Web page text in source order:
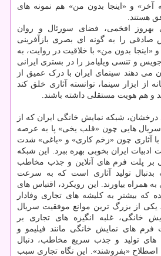
آخر» و «اینجا بدون من» هم نمونه های
هستند.
بهروز افخمی، فضای سورئال و روان
صادقی را به گونه ای بصری بازآفرینی
«اینجا بدون من» با خلاقیت در روایت، به
و تنسی ویلیامز را در بستری ایرانی
می دهند سینمای ایران با درک عمیق از
از ابزار سینما، توانسته آثاری خلق کند
و هم هویت مستقلی داشته باشند.
درخشان، شبکه نمایش خانگی ایران که از
شمسی با سریال هایی چون «قلب یخی» پا به عرصه
آثاری چون «زخم کاری» و «یاغی» شدت
ادبیات ایران بخوبی بهره ببرد. این شبکه
بر پلت فرم های آنلاین و جذب مخاطب
بدنبال تولید آثاری است که به سرعت
همراه بیاورند. این رویکرد، اقتباس های
که بیشتر به کلیشه های تجاری وفادار
یکی از بزرگ ترین موانع موفقیت سریال
خانگی، غلبه انگیزه های تجاری بر
های نمایش خانگی مانند فیلیمو و
های تولید و جذب سریع مخاطب، دنبال
اصطلاح «بفروشند». این نگاه تجاری سبب